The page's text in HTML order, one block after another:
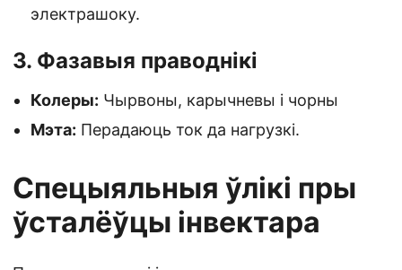
электрашоку.
3. Фазавыя праводнікі
Колеры: Чырвоны, карычневы і чорны
Мэта: Перадаюць ток да нагрузкі.
Спецыяльныя ўлікі пры
ўсталёўцы інвектара